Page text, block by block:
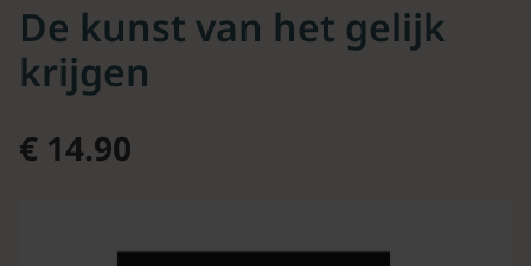
De kunst van het gelijk
krijgen
€ 14.90